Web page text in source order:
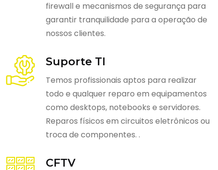
firewall e mecanismos de segurança para
garantir tranquilidade para a operação de
nossos clientes.
Suporte TI
Temos profissionais aptos para realizar
todo e qualquer reparo em equipamentos
como desktops, notebooks e servidores.
Reparos físicos em circuitos eletrônicos ou
troca de componentes. .
CFTV